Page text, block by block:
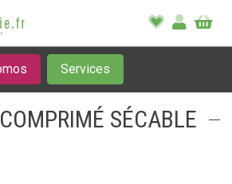
Services
SÉCABLE